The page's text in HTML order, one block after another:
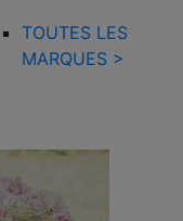
TOUTES LES
MARQUES >